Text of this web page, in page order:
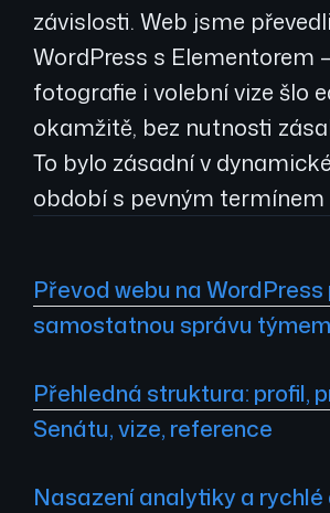
závislosti. Web jsme
WordPress s Elementorem
fotografie i volební vize šlo
okamžitě, bez nutnosti
To bylo zásadní v
období s pevným termínem
Převod webu na WordPress
samostatnou správu týmem
Přehledná struktura: profil,
Senátu, vize, reference
Nasazení analytiky a rychlé